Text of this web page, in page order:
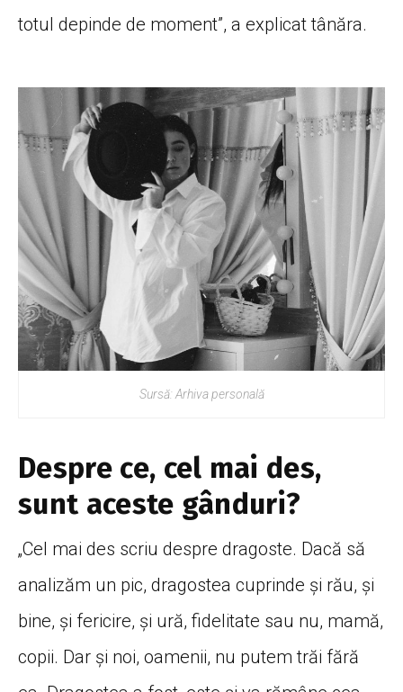
totul depinde de moment”, a explicat tânăra.
Sursă: Arhiva personală
Despre ce, cel mai des,
sunt aceste gânduri?
„Cel mai des scriu despre dragoste. Dacă să
analizăm un pic, dragostea cuprinde și rău, și
bine, și fericire, și ură, fidelitate sau nu, mamă,
copii. Dar și noi, oamenii, nu putem trăi fără